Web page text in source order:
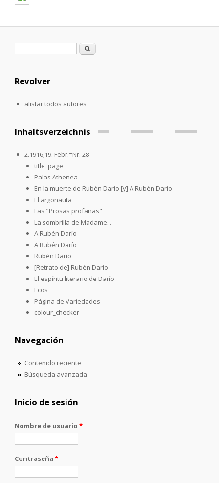
Formulario de búsqueda
Buscar
Revolver
alistar todos autores
Inhaltsverzeichnis
2.1916,19. Febr.=Nr. 28
title_page
Palas Athenea
En la muerte de Rubén Darío [y] A Rubén Darío
El argonauta
Las "Prosas profanas"
La sombrilla de Madame...
A Rubén Darío
A Rubén Darío
Rubén Darío
[Retrato de] Rubén Darío
El espíritu literario de Darío
Ecos
Página de Variedades
colour_checker
Navegación
Contenido reciente
Búsqueda avanzada
Inicio de sesión
Nombre de usuario *
Contraseña *